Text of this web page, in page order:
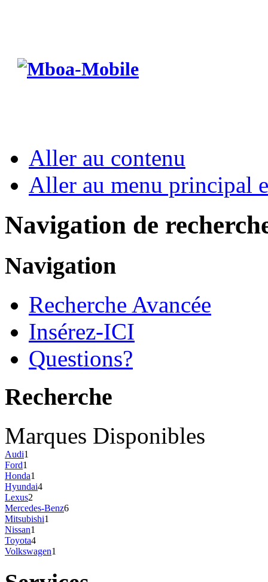
Aller au contenu
Aller au menu principal
Navigation de
Navigation
Recherche Avancée
Insérez-ICI
Questions?
Recherche
Marques Disponibles
Audi1
Ford1
Honda1
Hyundai4
Lexus2
Mercedes-Benz6
Mitsubishi1
Nissan1
Toyota4
Volkswagen1